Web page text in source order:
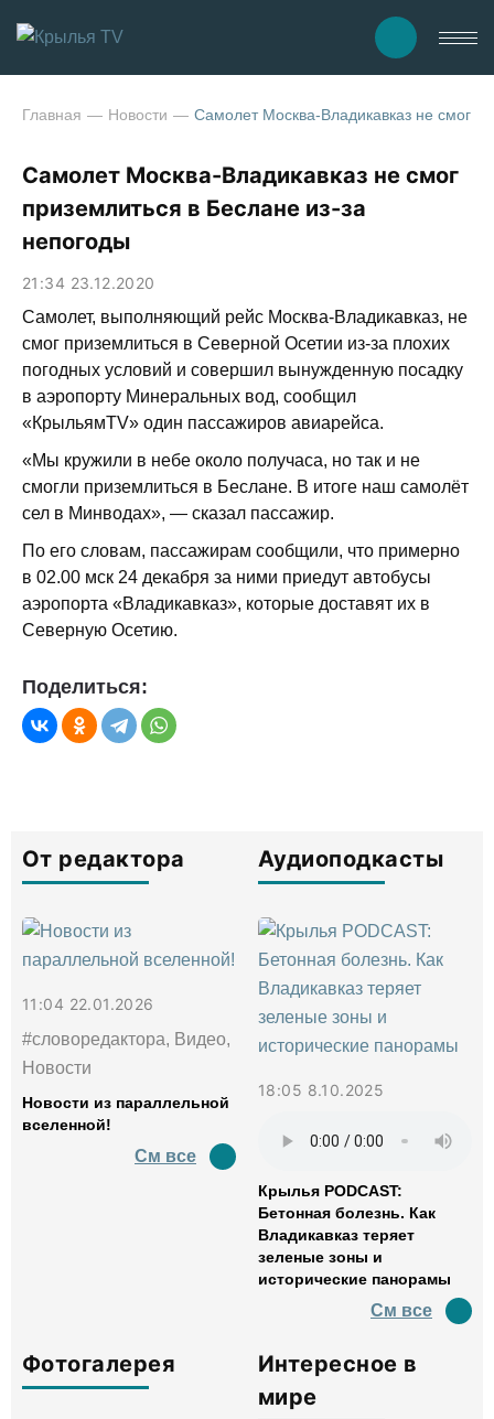
Главная Новости Самолет Москва-Владикавказ не смог
Самолет Москва-Владикавказ не смог
приземлиться в Беслане из-за
непогоды
21:34 23.12.2020
Самолет, выполняющий рейс Москва-Владикавказ, не
смог приземлиться в Северной Осетии из-за плохих
погодных условий и совершил вынужденную посадку
в аэропорту Минеральных вод, сообщил
«КрыльямTV» один пассажиров авиарейса.
«Мы кружили в небе около получаса, но так и не
смогли приземлиться в Беслане. В итоге наш самолёт
сел в Минводах», — сказал пассажир.
По его словам, пассажирам сообщили, что примерно
в 02.00 мск 24 декабря за ними приедут автобусы
аэропорта «Владикавказ», которые доставят их в
Северную Осетию.
Поделиться:
От редактора
11:04 22.01.2026
#словоредактора, Видео,
Новости
Новости из параллельной
вселенной!
См все
Аудиоподкасты
18:05 8.10.2025
Крылья PODCAST:
Бетонная болезнь. Как
Владикавказ теряет
зеленые зоны и
исторические панорамы
См все
Фотогалерея
Интересное в
мире